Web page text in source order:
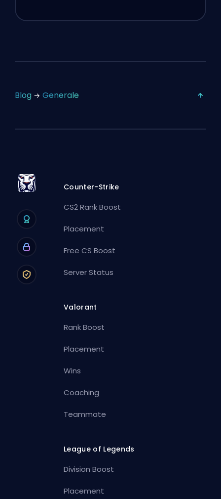
Blog Generale
Counter-Strike
CS2 Rank Boost
Placement
Free CS Boost
Server Status
Valorant
Rank Boost
Placement
Wins
Coaching
Teammate
League of Legends
Division Boost
Placement